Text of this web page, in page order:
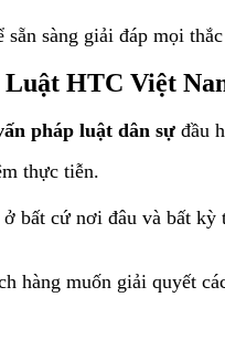
sàng giải đáp mọi
Luật HTC Việt
pháp luật dân sự đầu
thực tiễn.
bất cứ nơi đâu và bất kỳ
muốn giải quyết